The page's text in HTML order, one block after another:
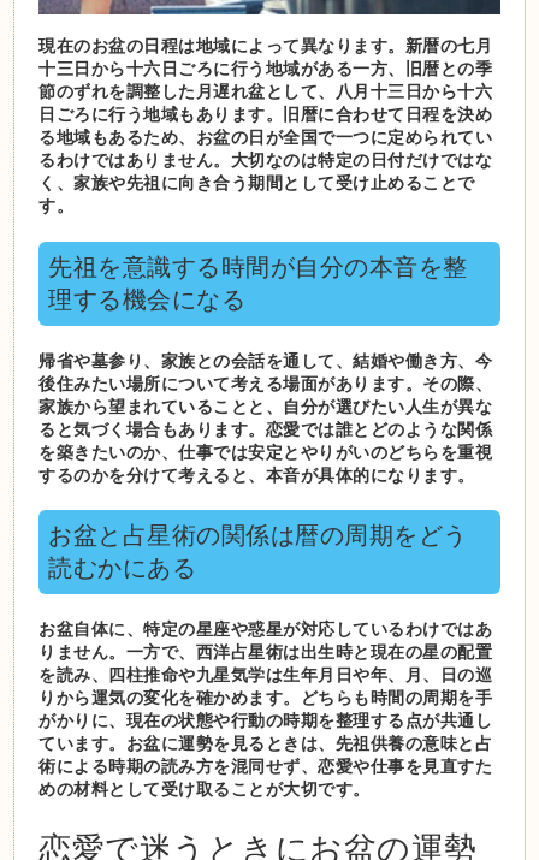
現在のお盆の日程は地域によって異なります。新暦の七月
十三日から十六日ごろに行う地域がある一方、旧暦との季
節のずれを調整した月遅れ盆として、八月十三日から十六
日ごろに行う地域もあります。旧暦に合わせて日程を決め
る地域もあるため、お盆の日が全国で一つに定められてい
るわけではありません。大切なのは特定の日付だけではな
く、家族や先祖に向き合う期間として受け止めることで
す。
先祖を意識する時間が自分の本音を整
理する機会になる
帰省や墓参り、家族との会話を通して、結婚や働き方、今
後住みたい場所について考える場面があります。その際、
家族から望まれていることと、自分が選びたい人生が異な
ると気づく場合もあります。恋愛では誰とどのような関係
を築きたいのか、仕事では安定とやりがいのどちらを重視
するのかを分けて考えると、本音が具体的になります。
お盆と占星術の関係は暦の周期をどう
読むかにある
お盆自体に、特定の星座や惑星が対応しているわけではあ
りません。一方で、西洋占星術は出生時と現在の星の配置
を読み、四柱推命や九星気学は生年月日や年、月、日の巡
りから運気の変化を確かめます。どちらも時間の周期を手
がかりに、現在の状態や行動の時期を整理する点が共通し
ています。お盆に運勢を見るときは、先祖供養の意味と占
術による時期の読み方を混同せず、恋愛や仕事を見直すた
めの材料として受け取ることが大切です。
恋愛で迷うときにお盆の運勢